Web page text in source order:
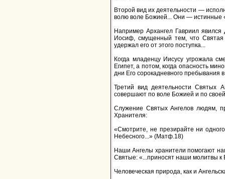
Второй вид их деятельности —
волю воле Божией... Они — истинные
Например Архангел Гавриил
Иосиф, смущенный тем, что Святая
удержал его от этого поступка...
Когда младенцу Иисусу угрожала
Египет, а потом, когда опасность
дни Его сорокадневного пребывания
Третий вид деятельности Святых
совершают по воле Божией и по
Служение Святых Ангелов людям,
Хранителя:
«Смотрите, не презирайте ни
Небесного...» (Матф.18)
Наши Ангелы хранители помогают
Святые: «...приносят наши молитвы к
Человеческая природа, как и